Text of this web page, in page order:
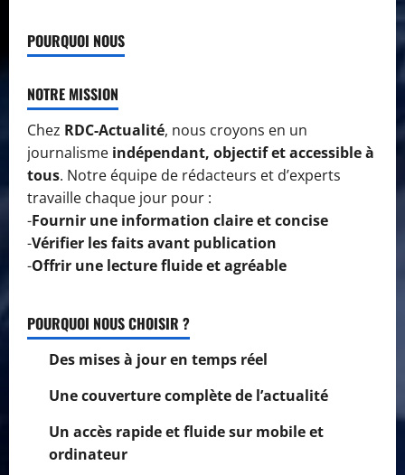
POURQUOI NOUS
NOTRE MISSION
Chez RDC-Actualité, nous croyons en un
journalisme indépendant, objectif et accessible à
tous. Notre équipe de rédacteurs et d’experts
travaille chaque jour pour :
-Fournir une information claire et concise
-Vérifier les faits avant publication
-Offrir une lecture fluide et agréable
POURQUOI NOUS CHOISIR ?
Des mises à jour en temps réel
Une couverture complète de l’actualité
Un accès rapide et fluide sur mobile et
ordinateur